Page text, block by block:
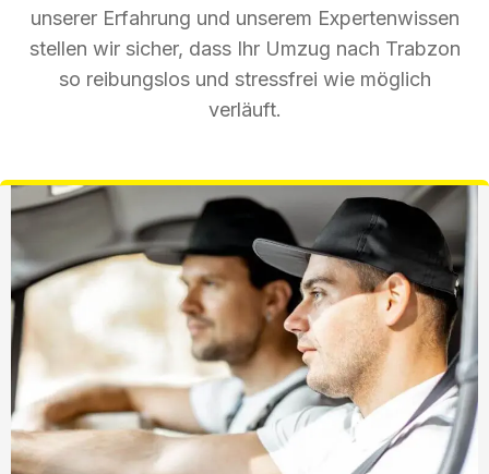
unserer Erfahrung und unserem Expertenwissen
stellen wir sicher, dass Ihr Umzug nach Trabzon
so reibungslos und stressfrei wie möglich
verläuft.